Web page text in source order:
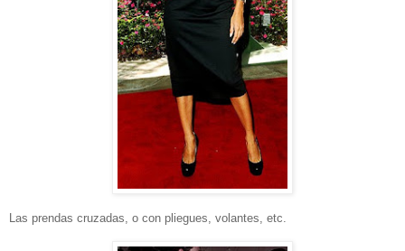
Las prendas cruzadas, o con pliegues, volantes, etc.